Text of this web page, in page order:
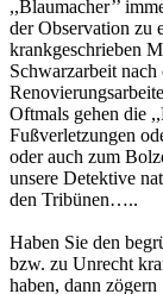
,,Blaumacher’’
der Observation zu
krankgeschrieben
Schwarzarbeit
Oftmals gehen die
Fußverletzungen
oder auch zum
unsere Detektive
den Tribünen…..
Haben Sie den
bzw. zu Unrecht
haben, dann